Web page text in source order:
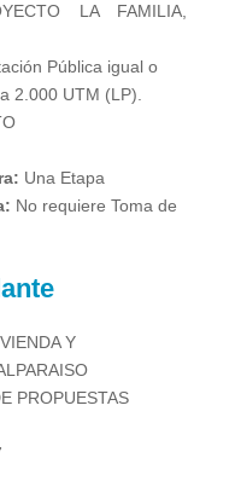
LA FAMILIA,
Pública igual o
2.000 UTM (LP).
Una Etapa
No requiere Toma de
Y
PROPUESTAS